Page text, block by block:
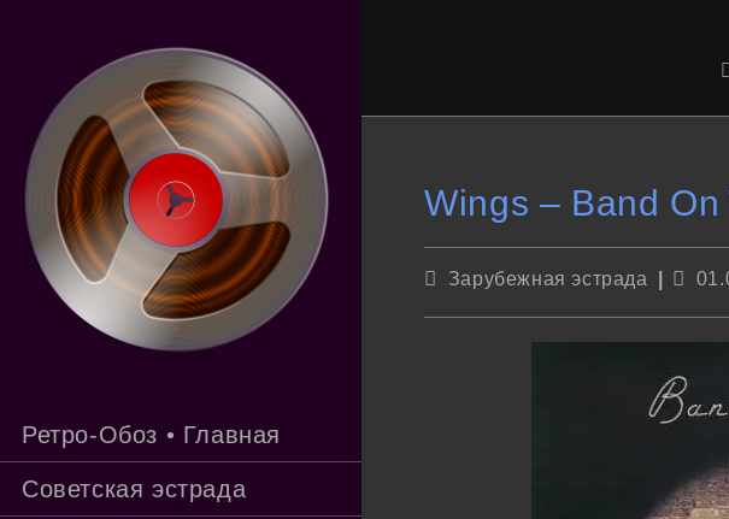
Ретро-Обоз • Главная
Советская эстрада
Wings – Band
Рубрика
Зарубежная эстрада